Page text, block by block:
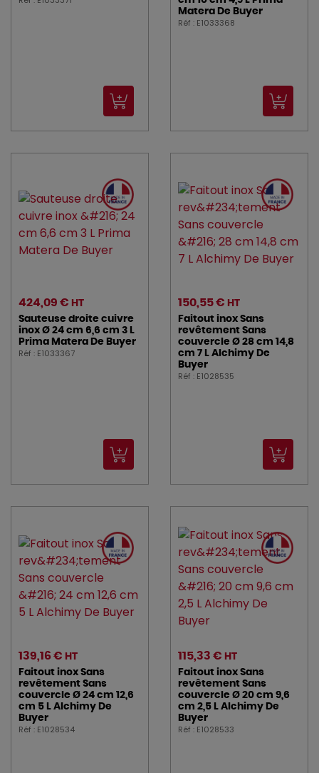
Matera De Buyer
Réf : E1033368
424,09 € HT
Sauteuse droite cuivre
inox Ø 24 cm 6,6 cm 3 L
Prima Matera De Buyer
Réf : E1033367
150,55 € HT
Faitout inox Sans
revêtement Sans
couvercle Ø 28 cm 14,8
cm 7 L Alchimy De
Buyer
Réf : E1028535
139,16 € HT
Faitout inox Sans
revêtement Sans
couvercle Ø 24 cm 12,6
cm 5 L Alchimy De
Buyer
Réf : E1028534
115,33 € HT
Faitout inox Sans
revêtement Sans
couvercle Ø 20 cm 9,6
cm 2,5 L Alchimy De
Buyer
Réf : E1028533